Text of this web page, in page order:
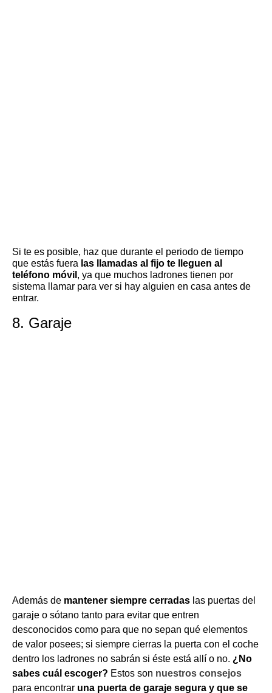
Si te es posible, haz que durante el periodo de tiempo
que estás fuera las llamadas al fijo te lleguen al
teléfono móvil , ya que muchos ladrones tienen por
sistema llamar para ver si hay alguien en casa antes de
entrar.
8. Garaje
Además de mantener siempre cerradas las puertas del
garaje o sótano tanto para evitar que entren
desconocidos como para que no sepan qué elementos
de valor posees; si siempre cierras la puerta con el coche
dentro los ladrones no sabrán si éste está allí o no. ¿No
sabes cuál escoger? Estos son nuestros consejos
para encontrar una puerta de garaje segura y que se